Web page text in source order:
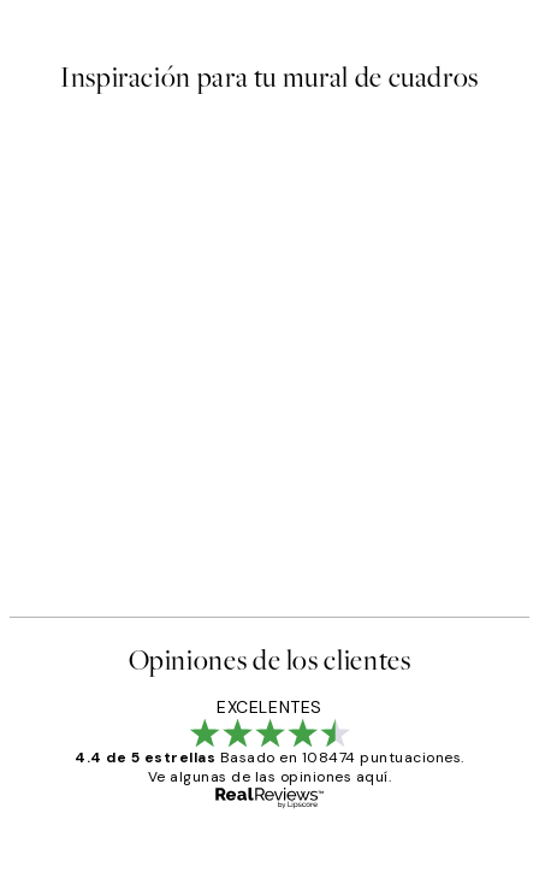
Inspiración para tu mural de cuadros
Opiniones de los clientes
EXCELENTES
4.4 de 5 estrellas Basado en 108474 puntuaciones.
Ve algunas de las opiniones aquí.